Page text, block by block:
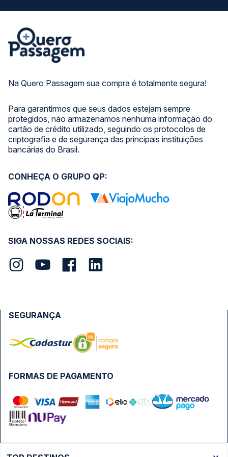
Na Quero Passagem sua compra é totalmente segura!
Para garantirmos que seus dados estejam sempre
protegidos, não armazenamos nenhuma informação do
cartão de crédito utilizado, seguindo os protocolos de
criptografia e de segurança das principais instituições
bancárias do Brasil.
SIGA NOSSAS REDES SOCIAIS:
CONHEÇA O GRUPO QP:
FORMAS DE PAGAMENTO
SEGURANÇA